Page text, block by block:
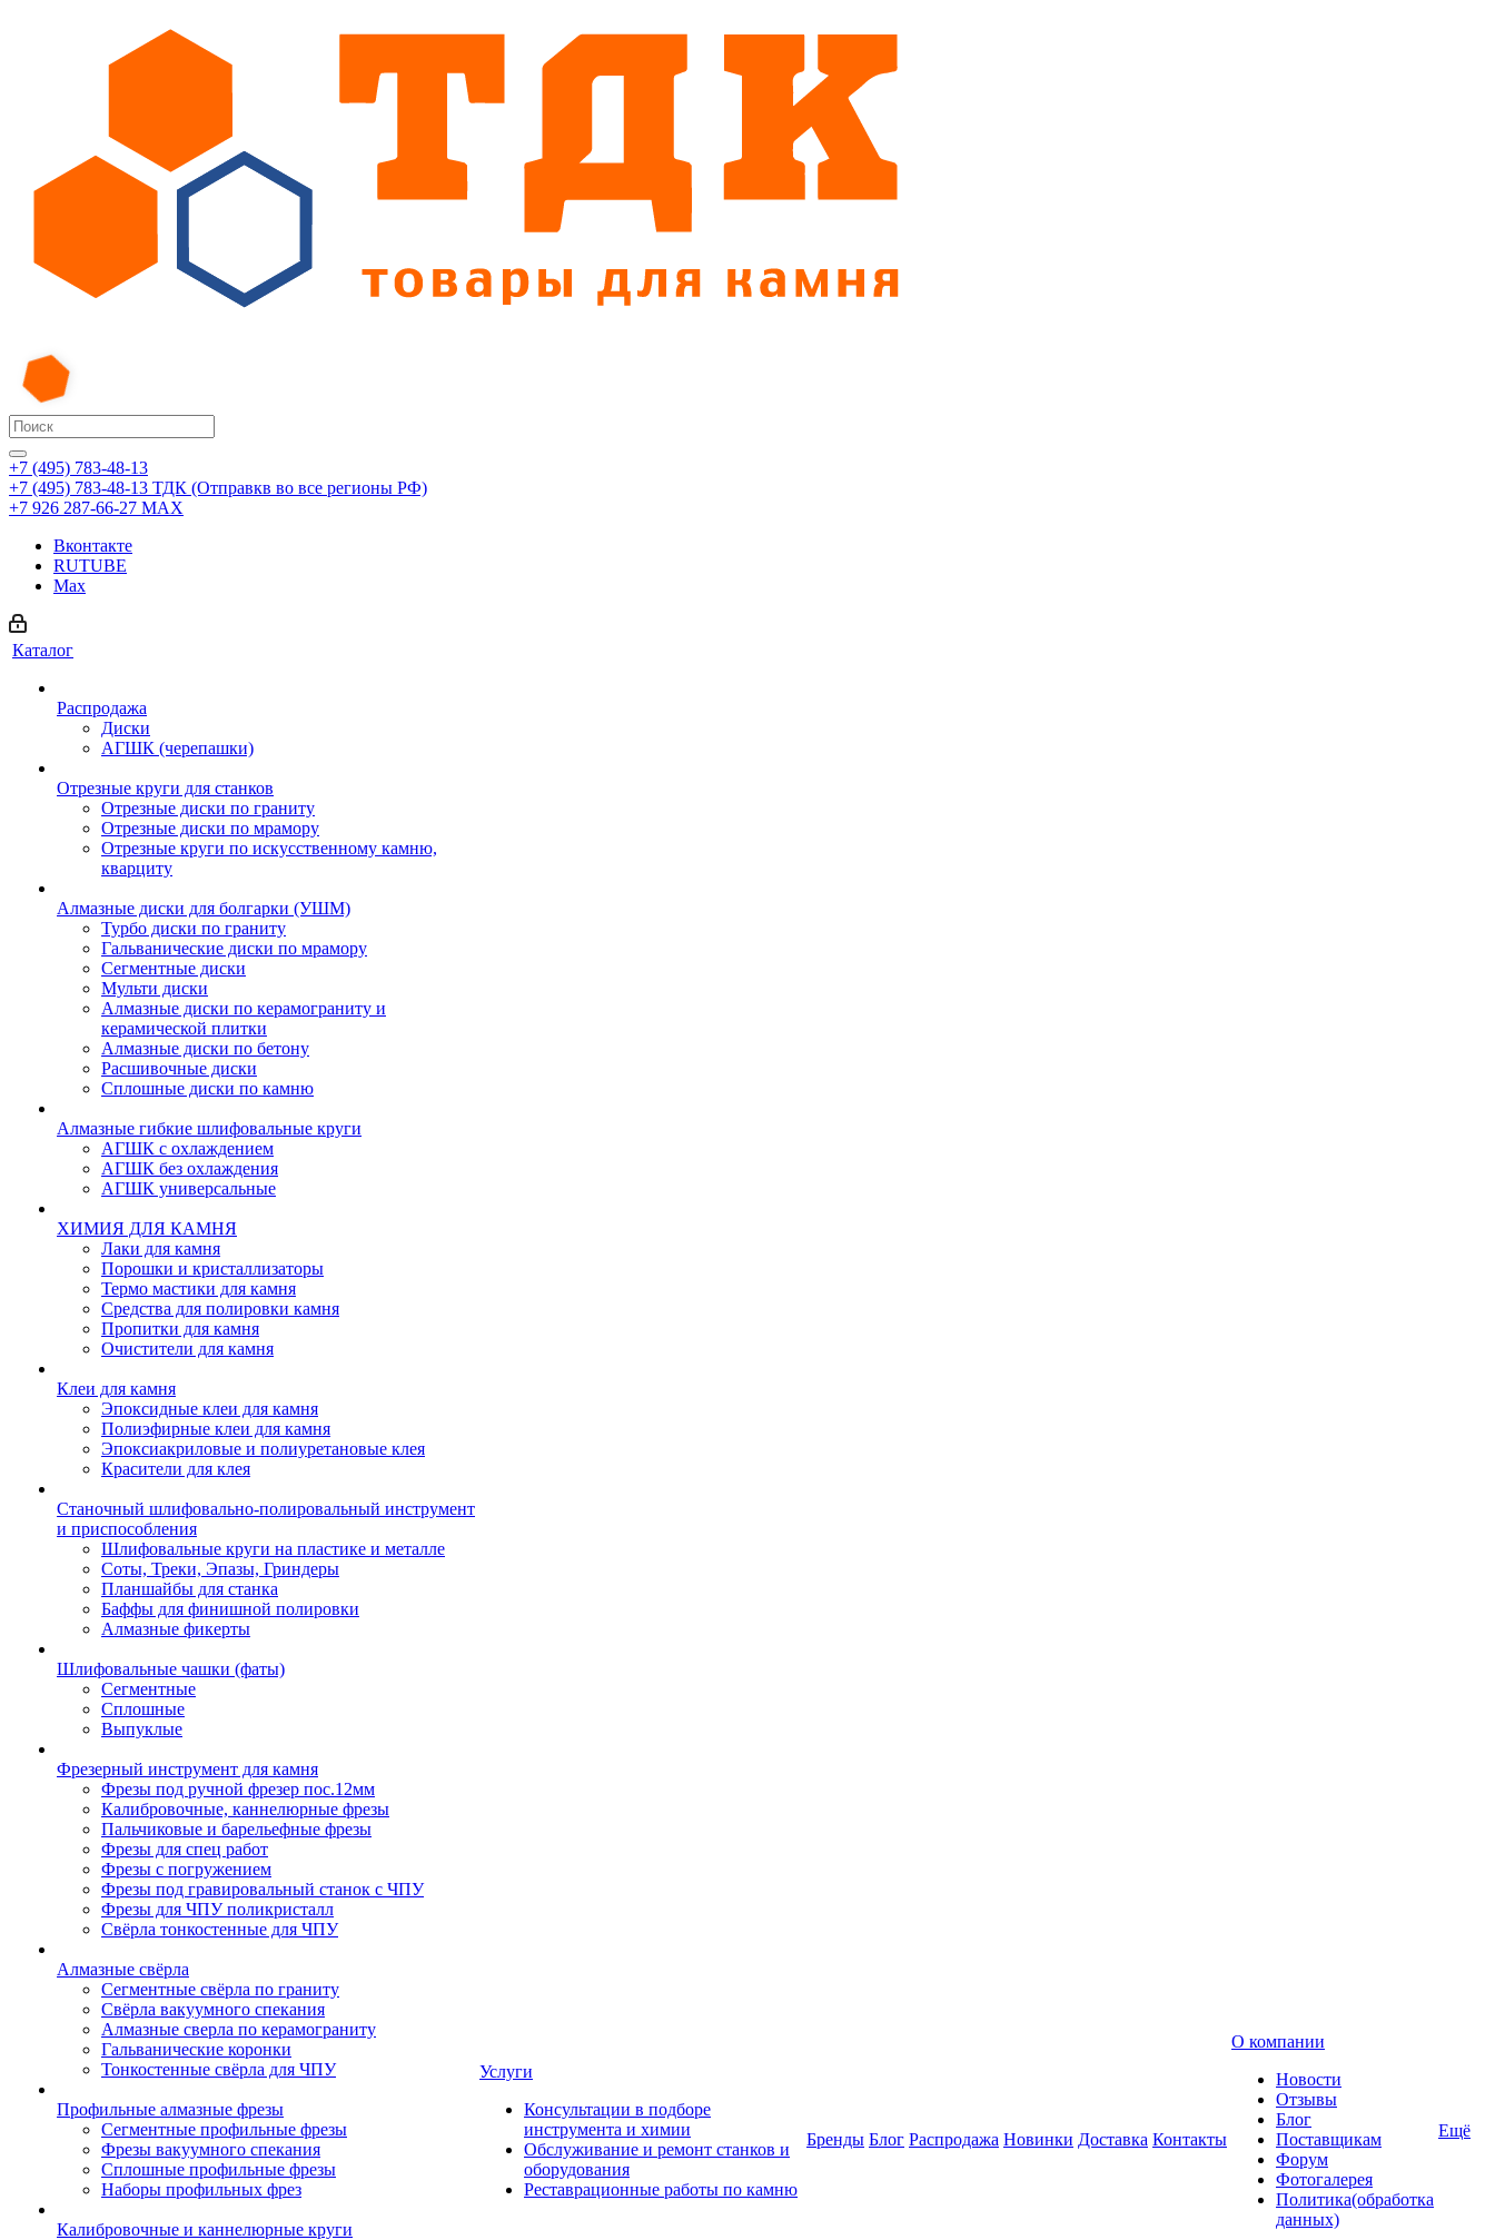
+7 (495) 783-48-13
+7 (495) 783-48-13 ТДК (Отправкв во все регионы РФ)
+7 926 287-66-27 МАХ
Вконтакте
RUTUBE
Max
Каталог
Распродажа
Диски
АГШК (черепашки)
Отрезные круги для станков
Отрезные диски по граниту
Отрезные диски по мрамору
Отрезные круги по искусственному камню,
кварциту
Алмазные диски для болгарки (УШМ)
Турбо диски по граниту
Гальванические диски по мрамору
Сегментные диски
Мульти диски
Алмазные диски по керамограниту и
керамической плитки
Алмазные диски по бетону
Расшивочные диски
Сплошные диски по камню
Алмазные гибкие шлифовальные круги
АГШК с охлаждением
АГШК без охлаждения
АГШК универсальные
ХИМИЯ ДЛЯ КАМНЯ
Лаки для камня
Порошки и кристаллизаторы
Термо мастики для камня
Средства для полировки камня
Пропитки для камня
Очистители для камня
Клеи для камня
Эпоксидные клеи для камня
Полиэфирные клеи для камня
Эпоксиакриловые и полиуретановые клея
Красители для клея
Станочный шлифовально-полировальный инструмент
и приспособления
Шлифовальные круги на пластике и металле
Соты, Треки, Эпазы, Гриндеры
Планшайбы для станка
Баффы для финишной полировки
Алмазные фикерты
Шлифовальные чашки (фаты)
Сегментные
Сплошные
Выпуклые
Фрезерный инструмент для камня
Фрезы под ручной фрезер пос.12мм
Калибровочные, каннелюрные фрезы
Пальчиковые и барельефные фрезы
Фрезы для спец работ
Фрезы с погружением
Фрезы под гравировальный станок с ЧПУ
Фрезы для ЧПУ поликристалл
Свёрла тонкостенные для ЧПУ
Алмазные свёрла
Сегментные свёрла по граниту
Свёрла вакуумного спекания
Алмазные сверла по керамограниту
Гальванические коронки
Тонкостенные свёрла для ЧПУ
Профильные алмазные фрезы
Сегментные профильные фрезы
Фрезы вакуумного спекания
Сплошные профильные фрезы
Наборы профильных фрез
Калибровочные и каннелюрные круги
Услуги
Консультации в подборе
инструмента и химии
Обслуживание и ремонт станков и
оборудования
Реставрационные работы по камню
Бренды Блог Распродажа Новинки Доставка Контакты
О компании
Новости
Отзывы
Блог
Поставщикам
Форум
Фотогалерея
Политика(обработка
данных)
Ещё